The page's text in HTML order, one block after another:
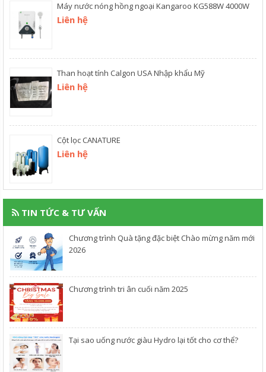
Máy nước nóng hồng ngoại Kangaroo KG588W 4000W
Liên hệ
Than hoạt tính Calgon USA Nhập khẩu Mỹ
Liên hệ
Cột lọc CANATURE
Liên hệ
TIN TỨC & TƯ VẤN
Chương trình Quà tặng đặc biệt Chào mừng năm mới
2026
Chương trình tri ân cuối năm 2025
​Tại sao uống nước giàu Hydro lại tốt cho cơ thể?